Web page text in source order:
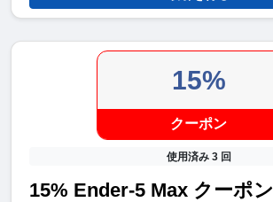
15%
クーポン
使用済み 3 回
15% Ender-5 Max クーポン